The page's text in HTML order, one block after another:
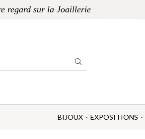
regard sur la Joaillerie
BIJOUX EXPOSITIONS